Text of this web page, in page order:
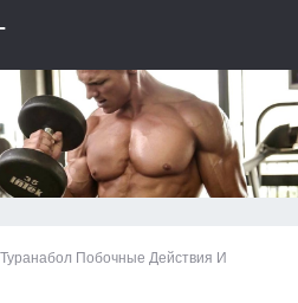
Побочные Действия И